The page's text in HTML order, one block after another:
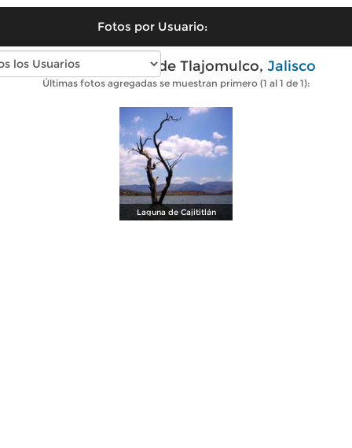
Fotos por Usuario:
Fotos modernas de Tlajomulco, Jalisco
Últimas fotos agregadas se muestran primero (1 al 1 de 1):
Laguna de Cajititlán